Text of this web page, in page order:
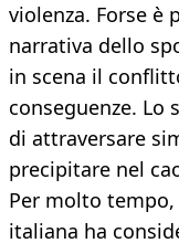
violenza. Forse è
narrativa dello
in scena il
conseguenze. Lo
di attraversare
precipitare nel
Per molto
italiana ha